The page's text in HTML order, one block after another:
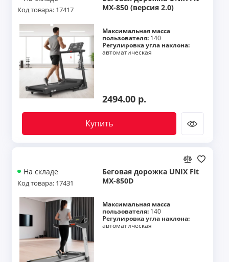
Код товара: 17417
MX-850 (версия 2.0)
Максимальная масса
пользователя: 140
Регулировка угла наклона:
автоматическая
2494.00 р.
Купить
На складе
Код товара: 17431
Беговая дорожка UNIX Fit
MX-850D
Максимальная масса
пользователя: 140
Регулировка угла наклона:
автоматическая